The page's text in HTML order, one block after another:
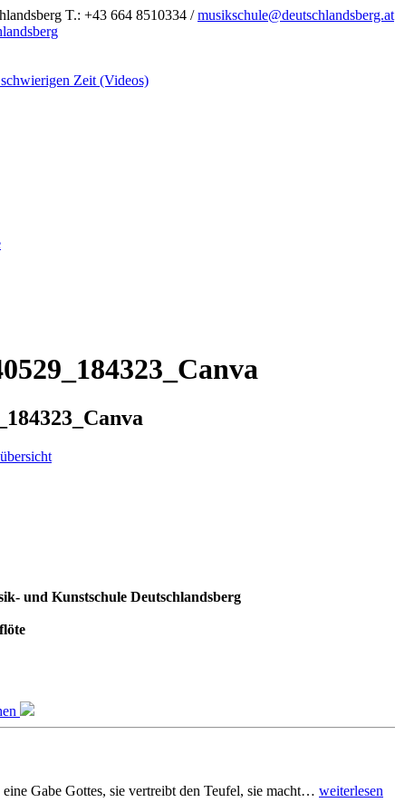
T.: +43 664 8510334 /musikschule@deutschlandsberg.at
Zeit (Videos)
und Kunstschule Deutschlandsberg
Gabe Gottes, sie vertreibt den Teufel, sie macht… weiterlesen